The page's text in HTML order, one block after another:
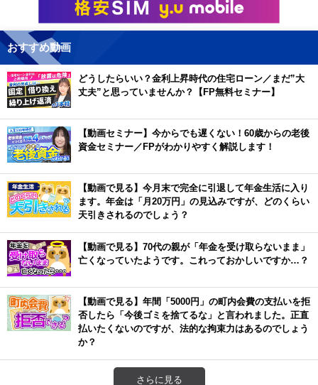
おすすめ動画
どうしたらいい？金利上昇時代の住宅ローン／まだ”大
丈夫”と思っていませんか？【FP無料セミナー】
【動画セミナー】今からでも遅くない！60歳からの老後
資金セミナー／FPがわかりやすく解説します！
【動画で見る】今月末で完全に引退して年金生活に入り
ます。年金は「月20万円」の見込みですが、どのくらい
天引きされるのでしょう？
【動画で見る】70代の親が「年金を受け取らないまま」
亡くなっていたようです。これっておかしいですか…？
【動画で見る】年間「5000円」の町内会費の支払いを拒
否したら「今後ゴミを捨てるな」と言われました。正直
払いたくないのですが、法的な拘束力はあるのでしょう
か？
さらに見る